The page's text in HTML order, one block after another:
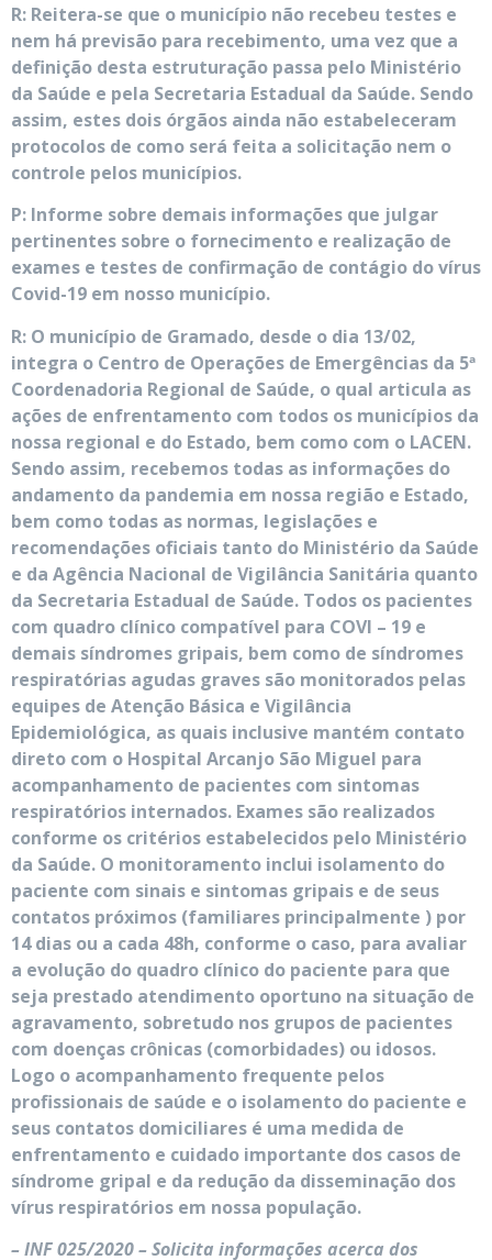
R: Reitera-se que o município não recebeu testes e
nem há previsão para recebimento, uma vez que a
definição desta estruturação passa pelo Ministério
da Saúde e pela Secretaria Estadual da Saúde. Sendo
assim, estes dois órgãos ainda não estabeleceram
protocolos de como será feita a solicitação nem o
controle pelos municípios.
P: Informe sobre demais informações que julgar
pertinentes sobre o fornecimento e realização de
exames e testes de confirmação de contágio do vírus
Covid-19 em nosso município.
R: O município de Gramado, desde o dia 13/02,
integra o Centro de Operações de Emergências da 5ª
Coordenadoria Regional de Saúde, o qual articula as
ações de enfrentamento com todos os municípios da
nossa regional e do Estado, bem como com o LACEN.
Sendo assim, recebemos todas as informações do
andamento da pandemia em nossa região e Estado,
bem como todas as normas, legislações e
recomendações oficiais tanto do Ministério da Saúde
e da Agência Nacional de Vigilância Sanitária quanto
da Secretaria Estadual de Saúde. Todos os pacientes
com quadro clínico compatível para COVI – 19 e
demais síndromes gripais, bem como de síndromes
respiratórias agudas graves são monitorados pelas
equipes de Atenção Básica e Vigilância
Epidemiológica, as quais inclusive mantém contato
direto com o Hospital Arcanjo São Miguel para
acompanhamento de pacientes com sintomas
respiratórios internados. Exames são realizados
conforme os critérios estabelecidos pelo Ministério
da Saúde. O monitoramento inclui isolamento do
paciente com sinais e sintomas gripais e de seus
contatos próximos (familiares principalmente ) por
14 dias ou a cada 48h, conforme o caso, para avaliar
a evolução do quadro clínico do paciente para que
seja prestado atendimento oportuno na situação de
agravamento, sobretudo nos grupos de pacientes
com doenças crônicas (comorbidades) ou idosos.
Logo o acompanhamento frequente pelos
profissionais de saúde e o isolamento do paciente e
seus contatos domiciliares é uma medida de
enfrentamento e cuidado importante dos casos de
síndrome gripal e da redução da disseminação dos
vírus respiratórios em nossa população.
– INF 025/2020 – Solicita informações acerca dos